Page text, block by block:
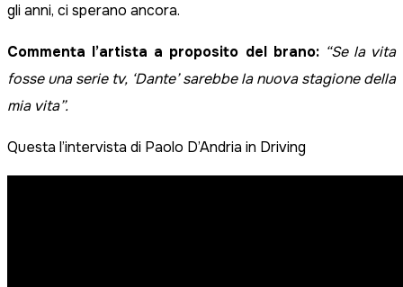
gli anni, ci sperano ancora.
Commenta l’artista a proposito del brano: “Se la vita
fosse una serie tv, ‘Dante’ sarebbe la nuova stagione della
mia vita”.
Questa l’intervista di Paolo D’Andria in Driving